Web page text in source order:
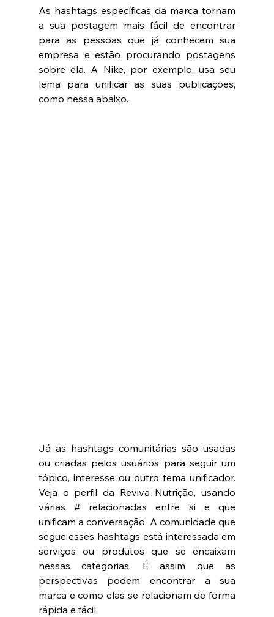
As hashtags específicas da marca tornam
a sua postagem mais fácil de encontrar
para as pessoas que já conhecem sua
empresa e estão procurando postagens
sobre ela. A Nike, por exemplo, usa seu
lema para unificar as suas publicações,
como nessa abaixo.
Já as hashtags comunitárias são usadas
ou criadas pelos usuários para seguir um
tópico, interesse ou outro tema unificador.
Veja o perfil da Reviva Nutrição, usando
várias # relacionadas entre si e que
unificam a conversação. A comunidade que
segue esses hashtags está interessada em
serviços ou produtos que se encaixam
nessas categorias. É assim que as
perspectivas podem encontrar a sua
marca e como elas se relacionam de forma
rápida e fácil.